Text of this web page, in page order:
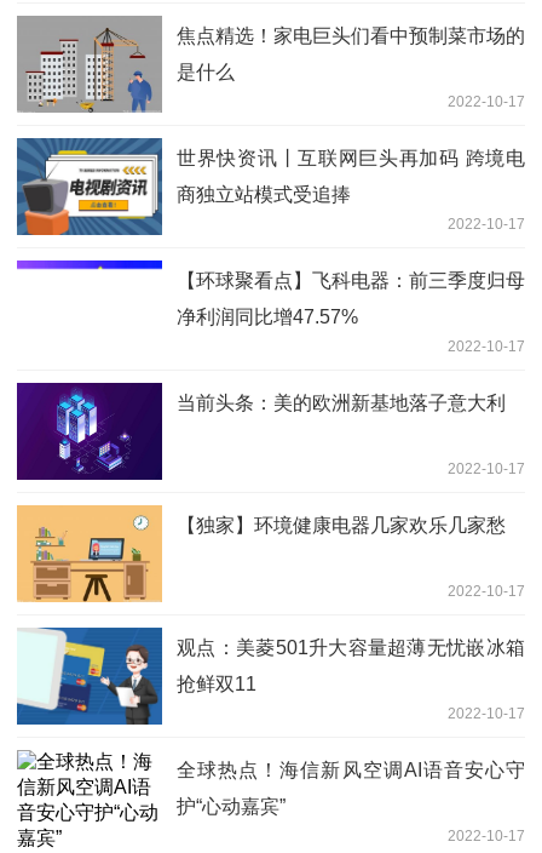
焦点精选！家电巨头们看中预制菜市场的
是什么
2022-10-17
世界快资讯丨互联网巨头再加码 跨境电
商独立站模式受追捧
2022-10-17
【环球聚看点】飞科电器：前三季度归母
净利润同比增47.57%
2022-10-17
当前头条：美的欧洲新基地落子意大利
2022-10-17
【独家】环境健康电器几家欢乐几家愁
2022-10-17
观点：美菱501升大容量超薄无忧嵌冰箱
抢鲜双11
2022-10-17
全球热点！海信新风空调AI语音安心守
护“心动嘉宾”
2022-10-17